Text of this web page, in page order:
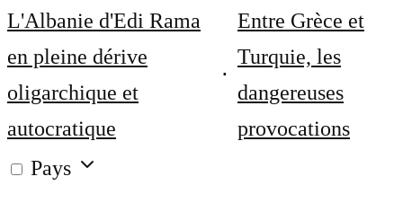
L'Albanie d'Edi Rama
en pleine dérive
oligarchique et
autocratique
Entre Grèce et
Turquie, les
dangereuses
provocations
Pays